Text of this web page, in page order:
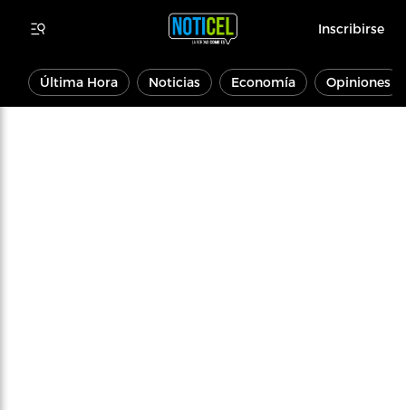
Inscribirse
Última Hora Noticias Economía Opiniones